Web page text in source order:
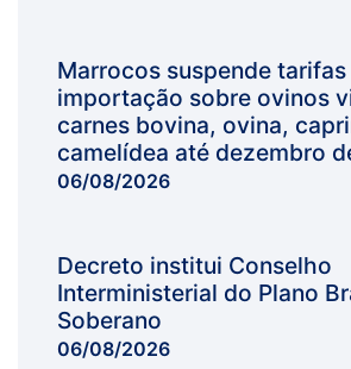
Marrocos suspende tarifas
importação sobre ovinos
carnes bovina, ovina,
camelídea até dezembro
06/08/2026
Decreto institui Conselho
Interministerial do Plano
Soberano
06/08/2026